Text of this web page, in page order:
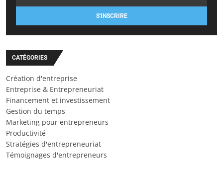
S'INSCRIRE
CATÉGORIES
Création d'entreprise
Entreprise & Entrepreneuriat
Financement et investissement
Gestion du temps
Marketing pour entrepreneurs
Productivité
Stratégies d'entrepreneuriat
Témoignages d'entrepreneurs